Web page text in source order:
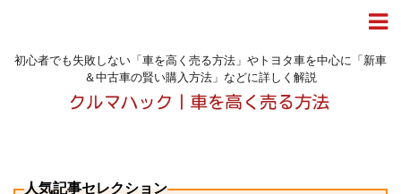
初心者でも失敗しない「車を高く売る方法」やトヨタ車を中心に「新車
＆中古車の賢い購入方法」などに詳しく解説
人気記事セレクション